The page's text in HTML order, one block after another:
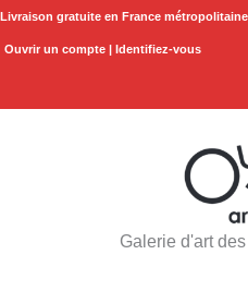
Aller
Livraison gratuite en France métropolitaine
Ouvrir un compte | Identifiez-vous
Galerie d'art